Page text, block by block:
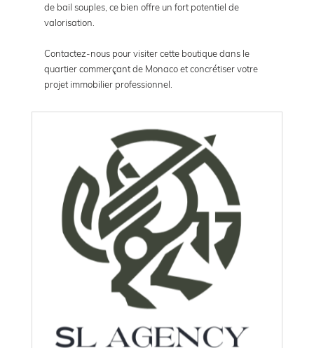
de bail souples, ce bien offre un fort potentiel de
valorisation.
Contactez-nous pour visiter cette boutique dans le
quartier commerçant de Monaco et concrétiser votre
projet immobilier professionnel.